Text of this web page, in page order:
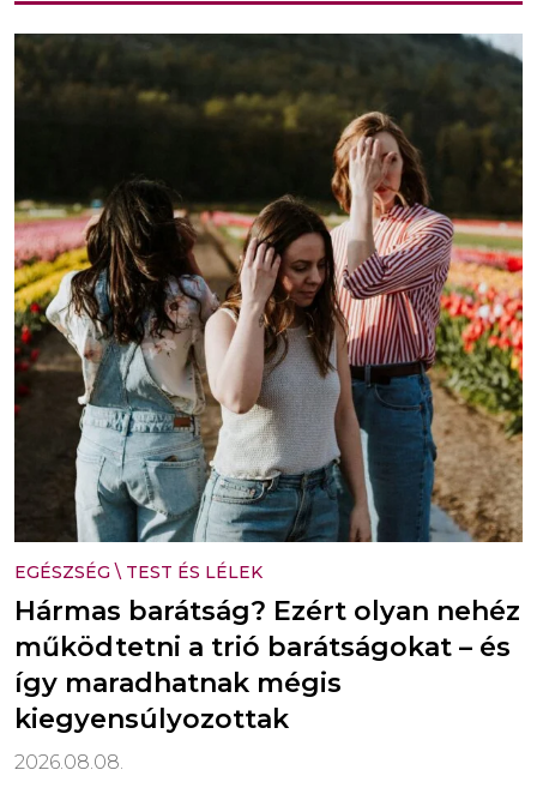
EGÉSZSÉG \ TEST ÉS LÉLEK
Hármas barátság? Ezért olyan nehéz
működtetni a trió barátságokat – és
így maradhatnak mégis
kiegyensúlyozottak
2026.08.08.